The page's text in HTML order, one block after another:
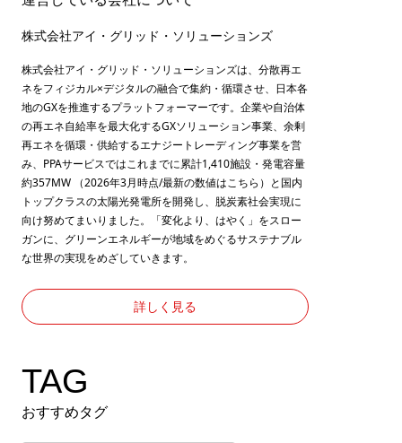
株式会社アイ・グリッド・ソリューションズ
株式会社アイ・グリッド・ソリューションズは、分散再エ
ネをフィジカル×デジタルの融合で集約・循環させ、日本各
地のGXを推進するプラットフォーマーです。企業や自治体
の再エネ自給率を最大化するGXソリューション事業、余剰
再エネを循環・供給するエナジートレーディング事業を営
み、PPAサービスではこれまでに累計1,410施設・発電容量
約357MW （2026年3月時点/最新の数値はこちら ）と国内
トップクラスの太陽光発電所を開発し、脱炭素社会実現に
向け努めてまいりました。「変化より、はやく」をスロー
ガンに、グリーンエネルギーが地域をめぐるサステナブル
な世界の実現をめざしていきます。
詳しく見る
TAG
おすすめタグ